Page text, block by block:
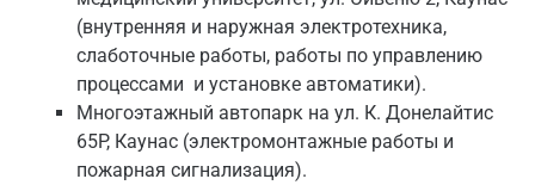
(внутренняя и наружная электротехника,
слаботочные работы, работы по управлению
процессами и установке автоматики).
Многоэтажный автопарк на ул. К. Донелайтис
65P, Каунас (электромонтажные работы и
пожарная сигнализация).